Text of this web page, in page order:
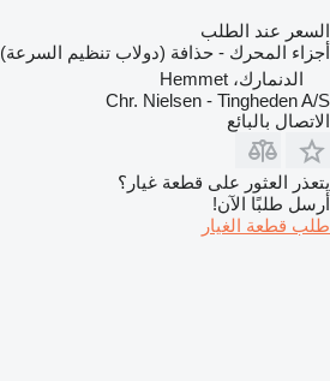
السعر عند الطلب
أجزاء المحرك - حذافة (دولاب تنظيم السرعة)
الدنمارك، Hemmet
Chr. Nielsen - Tingheden A/S
الاتصال بالبائع
يتعذر العثور على قطعة غيار؟
أرسل طلبًا الآن!
طلب قطعة الغيار